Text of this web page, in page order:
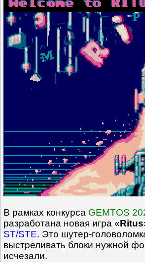
В рамках конкурса GEMTOS
разработана новая игра «Ritus
ST/STE. Это шутер-
выстреливать блоки нужной
исчезали.